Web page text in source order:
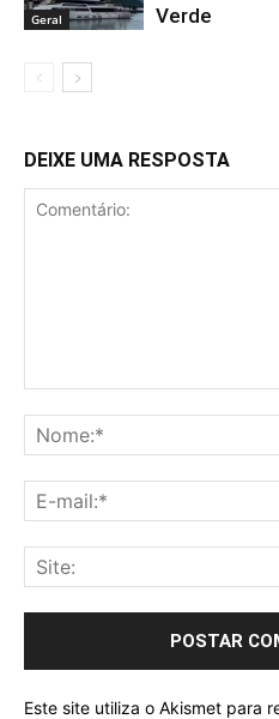
Geral Verde
DEIXE UMA RESPOSTA
Este site utiliza o Akismet para